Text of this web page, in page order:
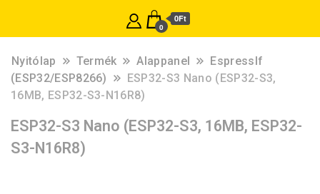
0
0Ft
Nyitólap Termék Alappanel
EspressIf
(ESP32/ESP8266)
ESP32-S3 Nano (ESP32-S3,
16MB, ESP32-S3-N16R8)
ESP32-S3 Nano (ESP32-S3, 16MB, ESP32-
S3-N16R8)